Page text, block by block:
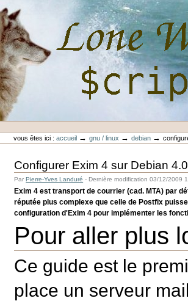
au
contenu.
Aller
à
la
navigation
Outils
personnels
vous êtes ici : accueil →gnu / linux →debian →
Configurer Exim 4 sur Debian
ParPierre-Yves Landuré - Dernière modification 03/12/2009
Exim 4 est transport de courrier (cad. MTA) par
réputée plus complexe que celle de Postfix
configuration d'Exim 4 pour implémenter les
Pour aller plus
Ce guide est le
place un serveur